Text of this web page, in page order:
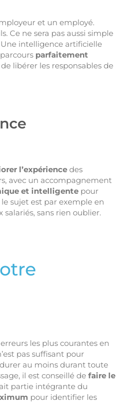
et un employé.
Ce ne sera pas aussi simple
intelligence artificielle
parfaitement
libérer les responsables de
l’expérience des
avec un accompagnement
et intelligente pour
sujet est par exemple en
salariés, sans rien oublier.
erreurs les plus courantes en
pas suffisant pour
au moins durant toute
il est conseillé de faire le
partie intégrante du
pour identifier les